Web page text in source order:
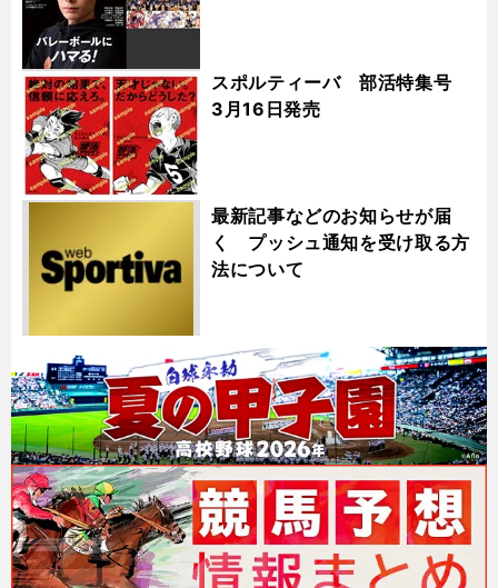
スポルティーバ 部活特集号
3月16日発売
最新記事などのお知らせが届
く プッシュ通知を受け取る方
法について